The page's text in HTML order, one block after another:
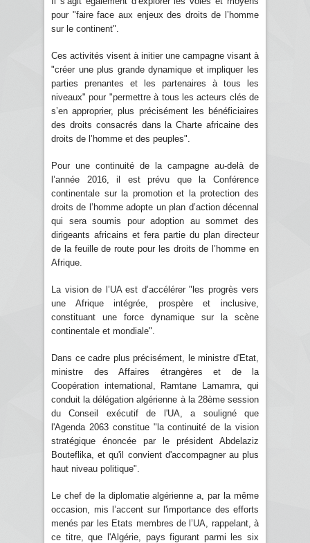
pour "faire face aux enjeux des droits de l’homme
sur le continent".
Ces activités visent à initier une campagne visant à
"créer une plus grande dynamique et impliquer les
parties prenantes et les partenaires à tous les
niveaux" pour "permettre à tous les acteurs clés de
s’en approprier, plus précisément les bénéficiaires
des droits consacrés dans la Charte africaine des
droits de l’homme et des peuples".
Pour une continuité de la campagne au-delà de
l’année 2016, il est prévu que la Conférence
continentale sur la promotion et la protection des
droits de l’homme adopte un plan d’action décennal
qui sera soumis pour adoption au sommet des
dirigeants africains et fera partie du plan directeur
de la feuille de route pour les droits de l’homme en
Afrique.
La vision de l’UA est d’accélérer "les progrès vers
une Afrique intégrée, prospère et inclusive,
constituant une force dynamique sur la scène
continentale et mondiale".
Dans ce cadre plus précisément, le ministre d'Etat,
ministre des Affaires étrangères et de la
Coopération international, Ramtane Lamamra, qui
conduit la délégation algérienne à la 28ème session
du Conseil exécutif de l'UA, a souligné que
l'Agenda 2063 constitue "la continuité de la vision
stratégique énoncée par le président Abdelaziz
Bouteflika, et qu'il convient d'accompagner au plus
haut niveau politique".
Le chef de la diplomatie algérienne a, par la même
occasion, mis l’accent sur l'importance des efforts
menés par les Etats membres de l’UA, rappelant, à
ce titre, que l'Algérie, pays figurant parmi les six